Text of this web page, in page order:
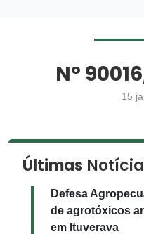
N°
15
Últimas
Defesa
de agrotóxicos
em Ituverava